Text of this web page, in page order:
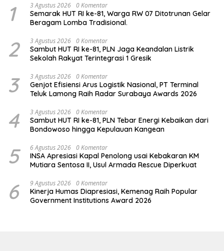
1 3 Agustus 2026 0 Komentar
Semarak HUT RI ke-81, Warga RW 07 Ditotrunan Gelar
Beragam Lomba Tradisional.
2 3 Agustus 2026 0 Komentar
Sambut HUT RI ke-81, PLN Jaga Keandalan Listrik
Sekolah Rakyat Terintegrasi 1 Gresik
3 3 Agustus 2026 0 Komentar
Genjot Efisiensi Arus Logistik Nasional, PT Terminal
Teluk Lamong Raih Radar Surabaya Awards 2026
4 3 Agustus 2026 0 Komentar
Sambut HUT RI ke-81, PLN Tebar Energi Kebaikan dari
Bondowoso hingga Kepulauan Kangean
5 6 Agustus 2026 0 Komentar
INSA Apresiasi Kapal Penolong usai Kebakaran KM
Mutiara Sentosa II, Usul Armada Rescue Diperkuat
6 9 Agustus 2026 0 Komentar
Kinerja Humas Diapresiasi, Kemenag Raih Popular
Government Institutions Award 2026